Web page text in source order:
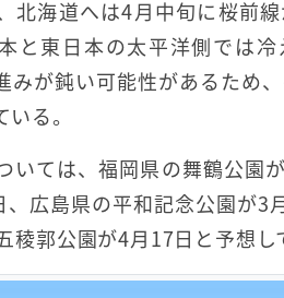
北海道へは4月中旬に桜前
と東日本の太平洋側では
みが鈍い可能性があるため
る。
いては、福岡県の舞鶴公園
広島県の平和記念公園が3
稜郭公園が4月17日と予想し